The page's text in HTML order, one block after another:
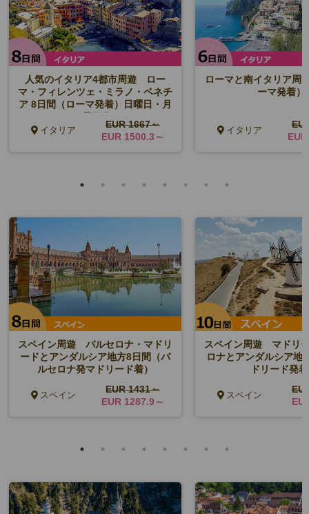
人気のイタリア4都市周遊 ロー
マ・フィレンツェ・ミラノ・ベネチ
ア 8日間（ローマ発着）日曜日・月
イタリア
EUR 1667～
EUR 1500.3～
ローマと南イタリア周
ーマ発着）
イタリア
スペイン周遊 バルセロナ・マドリ
ードとアンダルシア地方8日間（バ
ルセロナ発マドリード着）
スペイン
EUR 1431～
EUR 1287.9～
スペイン周遊 マドリ
ロナとアンダルシア地
ドリード発
スペイン